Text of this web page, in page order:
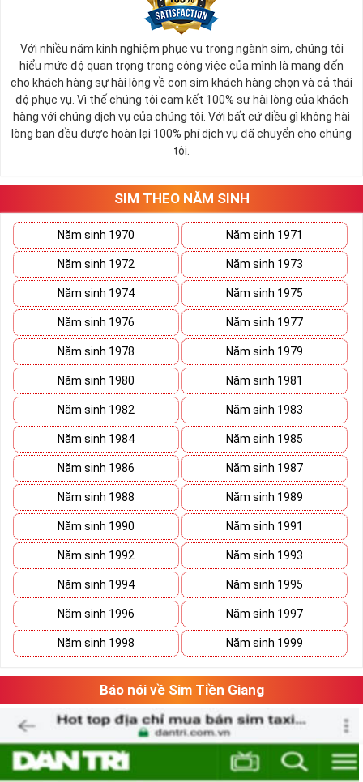
Với nhiều năm kinh nghiệm phục vụ trong ngành sim, chúng tôi
hiểu mức độ quan trọng trong công việc của mình là mang đến
cho khách hàng sự hài lòng về con sim khách hàng chọn và cả thái
độ phục vụ. Vì thế chúng tôi cam kết 100% sự hài lòng của khách
hàng với chúng dịch vụ của chúng tôi. Với bất cứ điều gì không hài
lòng bạn đều được hoàn lại 100% phí dịch vụ đã chuyển cho chúng
tôi.
SIM THEO NĂM SINH
Năm sinh 1970 Năm sinh 1971
Năm sinh 1972 Năm sinh 1973
Năm sinh 1974 Năm sinh 1975
Năm sinh 1976 Năm sinh 1977
Năm sinh 1978 Năm sinh 1979
Năm sinh 1980 Năm sinh 1981
Năm sinh 1982 Năm sinh 1983
Năm sinh 1984 Năm sinh 1985
Năm sinh 1986 Năm sinh 1987
Năm sinh 1988 Năm sinh 1989
Năm sinh 1990 Năm sinh 1991
Năm sinh 1992 Năm sinh 1993
Năm sinh 1994 Năm sinh 1995
Năm sinh 1996 Năm sinh 1997
Năm sinh 1998 Năm sinh 1999
Báo nói về Sim Tiền Giang